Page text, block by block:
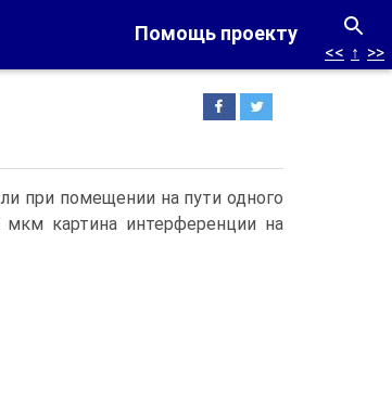
Помощь проекту
<< ↑ >>
при помещении на пути одного
картина интерференции на